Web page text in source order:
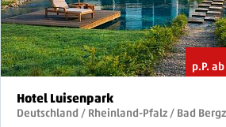
p.P.
Hotel Luisenpark
Deutschland / Rheinland-Pfalz / Bad